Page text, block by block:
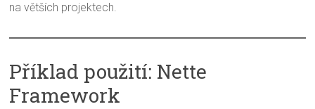
na větších projektech.
Příklad použití: Nette
Framework